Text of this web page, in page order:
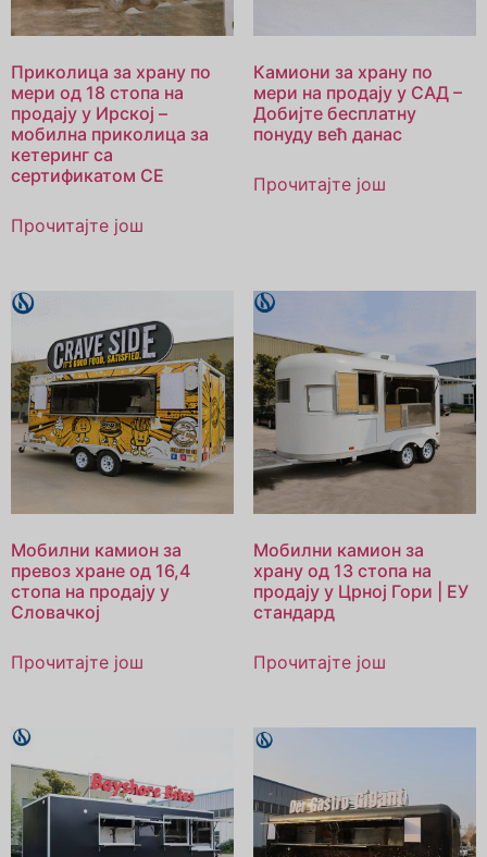
Приколица за храну по
мери од 18 стопа на
продају у Ирској –
мобилна приколица за
кетеринг са
сертификатом CE
Прочитајте још
Камиони за храну по
мери на продају у САД –
Добијте бесплатну
понуду већ данас
Прочитајте још
Мобилни камион за
превоз хране од 16,4
стопа на продају у
Словачкој
Прочитајте још
Мобилни камион за
храну од 13 стопа на
продају у Црној Гори | ЕУ
стандард
Прочитајте још